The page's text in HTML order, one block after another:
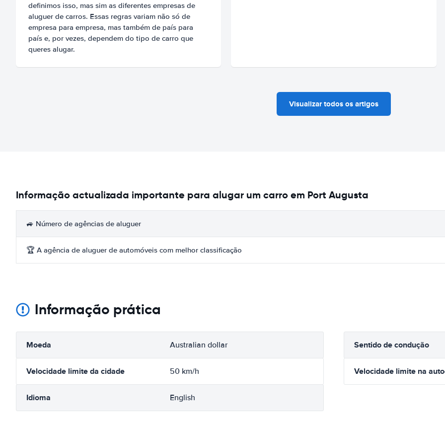
definimos isso, mas sim as diferentes empresas de
aluguer de carros. Essas regras variam não só de
empresa para empresa, mas também de país para
país e, por vezes, dependem do tipo de carro que
queres alugar.
Visualizar todos os artigos
Informação actualizada importante para alugar um carro em Port Augusta
🚙 Número de agências de aluguer
🏆 A agência de aluguer de automóveis com melhor classificação
Informação prática
Moeda Australian dollar Sentido de condução
Velocidade limite da cidade 50 km/h Velocidade limite na
Idioma English